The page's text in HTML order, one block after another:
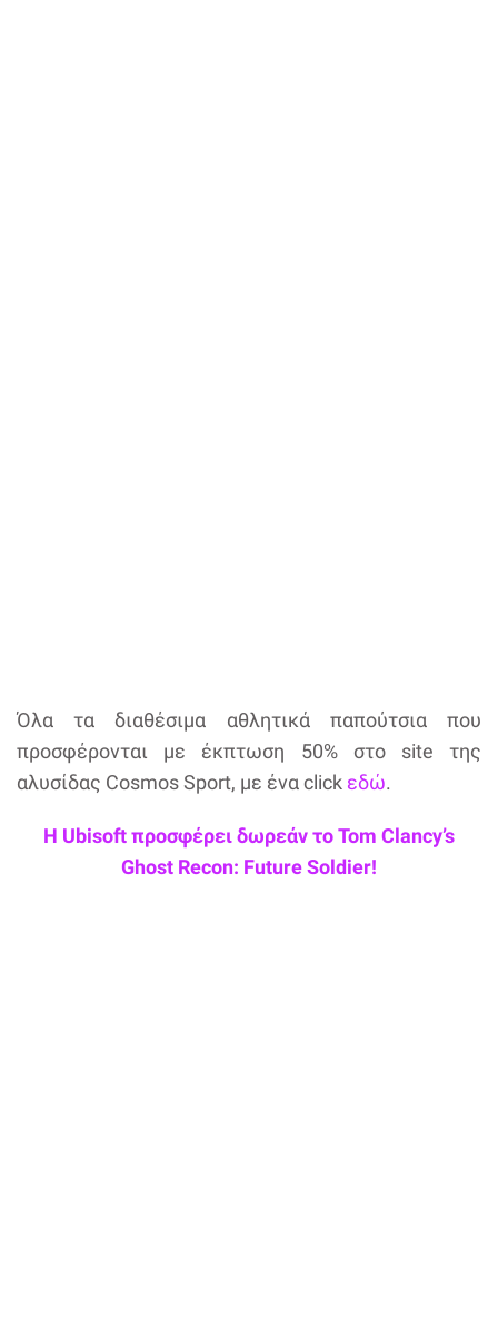
Όλα τα διαθέσιμα αθλητικά παπούτσια που
προσφέρονται με έκπτωση 50% στο site της
αλυσίδας Cosmos Sport, με ένα click εδώ.
Η Ubisoft προσφέρει δωρεάν το Tom Clancy’s
Ghost Recon: Future Soldier!